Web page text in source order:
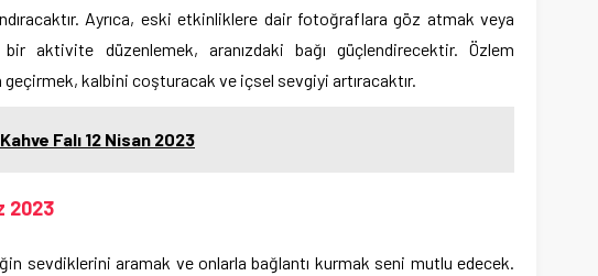
Ayrıca, eski etkinliklere dair fotoğraflara göz atmak veya
bir aktivite düzenlemek, aranızdaki bağı güçlendirecektir. Özlem
kalbini coşturacak ve içsel sevgiyi artıracaktır.
Falı 12 Nisan 2023
2023
sevdiklerini aramak ve onlarla bağlantı kurmak seni mutlu edecek.